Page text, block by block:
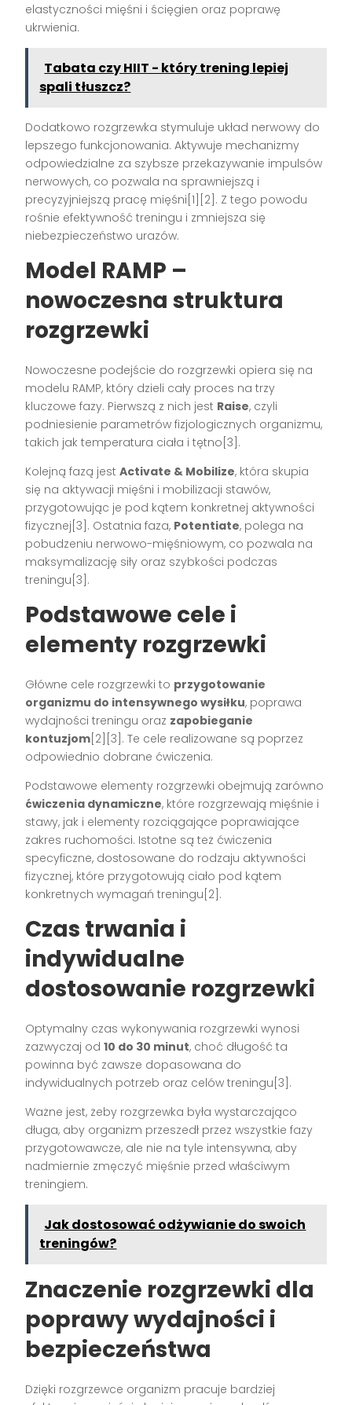
elastyczności mięśni i ścięgien oraz poprawę
ukrwienia.
Tabata czy HIIT - który trening lepiej
spali tłuszcz?
Dodatkowo rozgrzewka stymuluje układ nerwowy do
lepszego funkcjonowania. Aktywuje mechanizmy
odpowiedzialne za szybsze przekazywanie impulsów
nerwowych, co pozwala na sprawniejszą i
precyzyjniejszą pracę mięśni[1][2]. Z tego powodu
rośnie efektywność treningu i zmniejsza się
niebezpieczeństwo urazów.
Model RAMP –
nowoczesna struktura
rozgrzewki
Nowoczesne podejście do rozgrzewki opiera się na
modelu RAMP, który dzieli cały proces na trzy
kluczowe fazy. Pierwszą z nich jest Raise, czyli
podniesienie parametrów fizjologicznych organizmu,
takich jak temperatura ciała i tętno[3].
Kolejną fazą jestActivate & Mobilize, która skupia
się na aktywacji mięśni i mobilizacji stawów,
przygotowując je pod kątem konkretnej aktywności
fizycznej[3]. Ostatnia faza, Potentiate, polega na
pobudzeniu nerwowo-mięśniowym, co pozwala na
maksymalizację siły oraz szybkości podczas
treningu[3].
Podstawowe cele i
elementy rozgrzewki
Główne cele rozgrzewki to przygotowanie
organizmu do intensywnego wysiłku, poprawa
wydajności treningu oraz zapobieganie
kontuzjom[2][3]. Te cele realizowane są poprzez
odpowiednio dobrane ćwiczenia.
Podstawowe elementy rozgrzewki obejmują zarówno
ćwiczenia dynamiczne, które rozgrzewają mięśnie i
stawy, jak i elementy rozciągające poprawiające
zakres ruchomości. Istotne są też ćwiczenia
specyficzne, dostosowane do rodzaju aktywności
fizycznej, które przygotowują ciało pod kątem
konkretnych wymagań treningu[2].
Czas trwania i
indywidualne
dostosowanie rozgrzewki
Optymalny czas wykonywania rozgrzewki wynosi
zazwyczaj od10 do 30 minut, choć długość ta
powinna być zawsze dopasowana do
indywidualnych potrzeb oraz celów treningu[3].
Ważne jest, żeby rozgrzewka była wystarczająco
długa, aby organizm przeszedł przez wszystkie fazy
przygotowawcze, ale nie na tyle intensywna, aby
nadmiernie zmęczyć mięśnie przed właściwym
treningiem.
Jak dostosować odżywianie do swoich
treningów?
Znaczenie rozgrzewki dla
poprawy wydajności i
bezpieczeństwa
Dzięki rozgrzewce organizm pracuje bardziej